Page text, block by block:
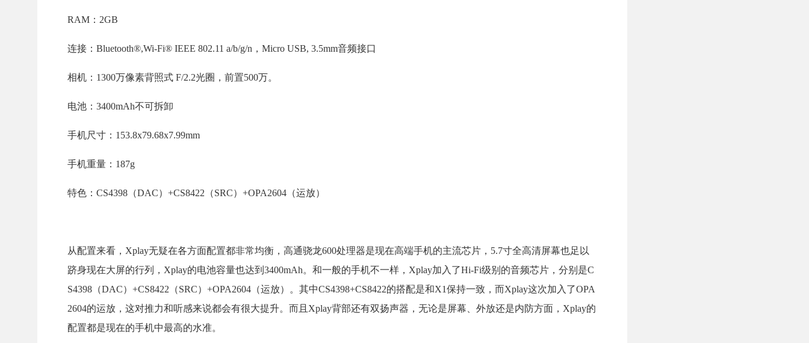
RAM：2GB
连接：Bluetooth®,Wi-Fi® IEEE 802.11 a/b/g/n，Micro USB, 3.5mm音频接口
相机：1300万像素背照式 F/2.2光圈，前置500万。
电池：3400mAh不可拆卸
手机尺寸：153.8x79.68x7.99mm
手机重量：187g
特色：CS4398（DAC）+CS8422（SRC）+OPA2604（运放）
从配置来看，Xplay无疑在各方面配置都非常均衡，高通骁龙600处理器是现在高端手机的主流芯片，5.7寸全高清屏幕也足以
跻身现在大屏的行列，Xplay的电池容量也达到3400mAh。和一般的手机不一样，Xplay加入了Hi-Fi级别的音频芯片，分别是C
S4398（DAC）+CS8422（SRC）+OPA2604（运放）。其中CS4398+CS8422的搭配是和X1保持一致，而Xplay这次加入了OPA
2604的运放，这对推力和听感来说都会有很大提升。而且Xplay背部还有双扬声器，无论是屏幕、外放还是内防方面，Xplay的
配置都是现在的手机中最高的水准。